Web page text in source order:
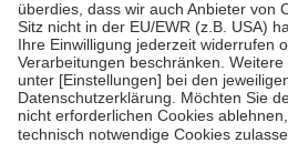
mit Ausnahme der Fahrkosten
• Untersuchungen zur Vorsorge und
GKV getragen werden
• empfohlenen Schutzimpfungen
• Harn- und Blutteststreifen